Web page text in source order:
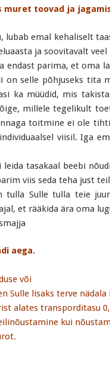
muret toovad ja
lubab emal kehaliselt
ja soovitavalt veel
endast parima, et
on selle põhjuseks
ka müüdid, mis
millele tegelikult
toitmine ei ole
viisil. Iga
tasakaal beebi
viis seda teha just
tulla Sulle tulla teie
et rääkida ära oma
aega.
või
Sulle lisaks terve
alates transporditasu
kui